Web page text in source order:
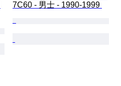
7C60 - 男士 - 1990-1999